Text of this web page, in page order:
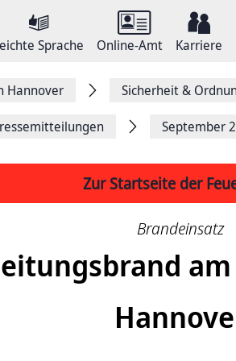
Sprache Online-Amt Karriere
Hannover Sicherheit &
September
Zur Startseite der
Brandeinsatz